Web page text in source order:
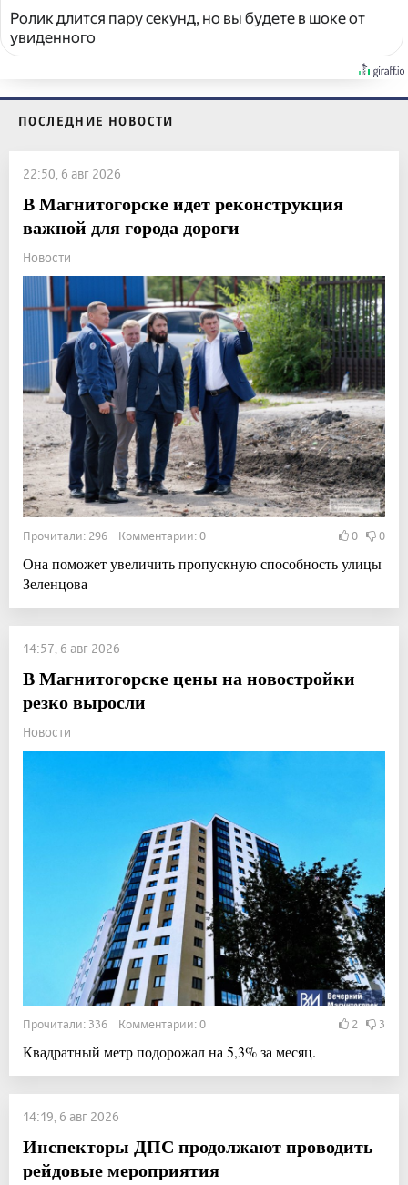
Ролик длится пару секунд, но вы будете в шоке от
увиденного
ПОСЛЕДНИЕ НОВОСТИ
22:50, 6 авг 2026
В Магнитогорске идет реконструкция
важной для города дороги
Новости
Прочитали: 296 Комментарии: 0 0 0
Она поможет увеличить пропускную способность улицы
Зеленцова
14:57, 6 авг 2026
В Магнитогорске цены на новостройки
резко выросли
Новости
Прочитали: 336 Комментарии: 0 2 3
Квадратный метр подорожал на 5,3% за месяц.
14:19, 6 авг 2026
Инспекторы ДПС продолжают проводить
рейдовые мероприятия